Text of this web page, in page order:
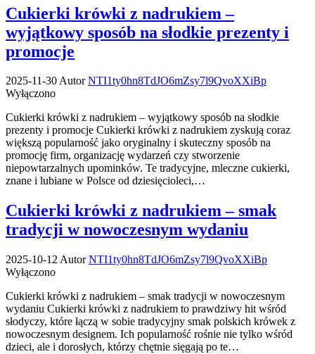
Cukierki krówki z nadrukiem –
wyjątkowy sposób na słodkie prezenty i
promocje
2025-11-30Autor NTI1ty0hn8TdJO6mZsy7l9QvoXXiBp
Wyłączono
Cukierki krówki z nadrukiem – wyjątkowy sposób na słodkie
prezenty i promocje Cukierki krówki z nadrukiem zyskują coraz
większą popularność jako oryginalny i skuteczny sposób na
promocję firm, organizację wydarzeń czy stworzenie
niepowtarzalnych upominków. Te tradycyjne, mleczne cukierki,
znane i lubiane w Polsce od dziesięcioleci,…
Cukierki krówki z nadrukiem – smak
tradycji w nowoczesnym wydaniu
2025-10-12 Autor NTI1ty0hn8TdJO6mZsy7l9QvoXXiBp
Wyłączono
Cukierki krówki z nadrukiem – smak tradycji w nowoczesnym
wydaniu Cukierki krówki z nadrukiem to prawdziwy hit wśród
słodyczy, które łączą w sobie tradycyjny smak polskich krówek z
nowoczesnym designem. Ich popularność rośnie nie tylko wśród
dzieci, ale i dorosłych, którzy chętnie sięgają po te…